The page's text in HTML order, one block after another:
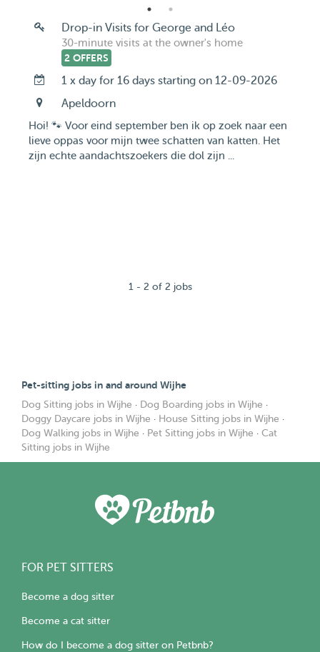
Drop-in Visits for George and Léo
30-minute visits at the owner's home
2 OFFERS
1 x day for 16 days starting on 12-09-2026
Apeldoorn
Hoi! 🐾 Voor eind september ben ik op zoek naar een
lieve oppas voor mijn twee schatten van katten. Het
zijn echte aandachtszoekers die dol zijn ...
1 - 2 of 2 jobs
Pet-sitting jobs in and around Wijhe
Dog Sitting jobs in Wijhe · Dog Boarding jobs in Wijhe ·
Doggy Daycare jobs in Wijhe · House Sitting jobs in Wijhe ·
Dog Walking jobs in Wijhe · Pet Sitting jobs in Wijhe · Cat
Sitting jobs in Wijhe
FOR PET SITTERS
Become a dog sitter
Become a cat sitter
How do I become a dog sitter on Petbnb?